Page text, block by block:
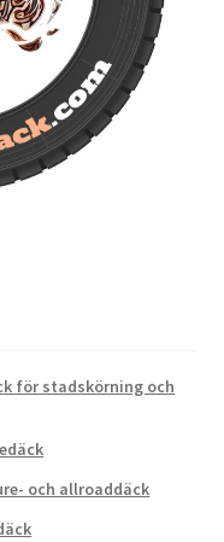
för stadskörning och
och allroaddäck